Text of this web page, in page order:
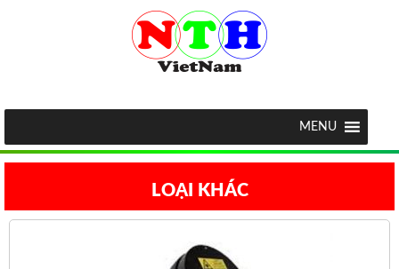
MENU
LOẠI KHÁC